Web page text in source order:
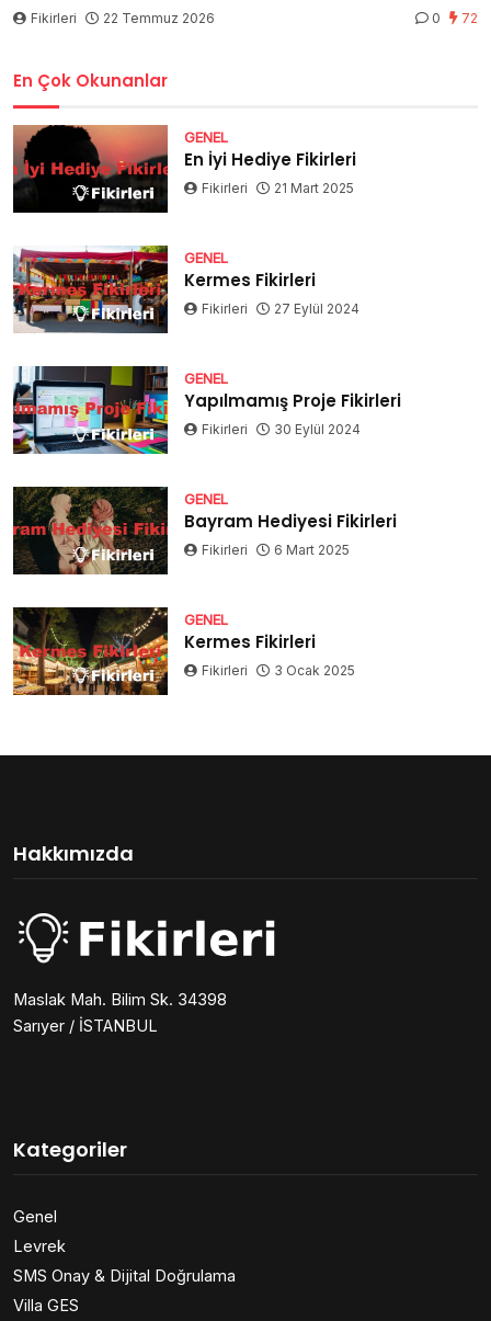
Fikirleri 22 Temmuz 2026 0 72
En Çok Okunanlar
GENEL
En İyi Hediye Fikirleri
Fikirleri 21 Mart 2025
GENEL
Kermes Fikirleri
Fikirleri 27 Eylül 2024
GENEL
Yapılmamış Proje Fikirleri
Fikirleri 30 Eylül 2024
GENEL
Bayram Hediyesi Fikirleri
Fikirleri 6 Mart 2025
GENEL
Kermes Fikirleri
Fikirleri 3 Ocak 2025
Hakkımızda
Maslak Mah. Bilim Sk. 34398
Sarıyer / İSTANBUL
Kategoriler
Genel
Levrek
SMS Onay & Dijital Doğrulama
Villa GES